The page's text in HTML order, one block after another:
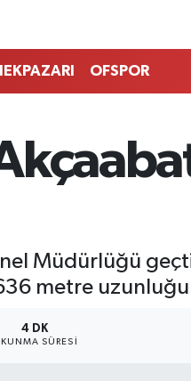
OFSPOR
Müdürlüğü
metre
4 DK
SÜRESI